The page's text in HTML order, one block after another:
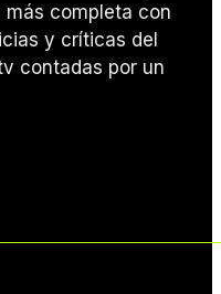
más completa con
y críticas del
contadas por un